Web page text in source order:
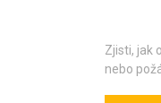
Zjisti, jak
nebo